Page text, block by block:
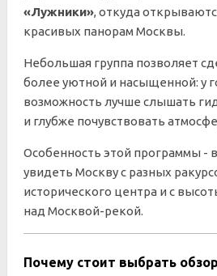
«Лужники», откуда
красивых панорам Москвы.
Небольшая группа позволяет
более уютной и насыщенной: у
возможность лучше слышать
и глубже почувствовать
Особенность этой программы -
увидеть Москву с разных
исторического центра и с
над Москвой-рекой.
Почему стоит выбрать